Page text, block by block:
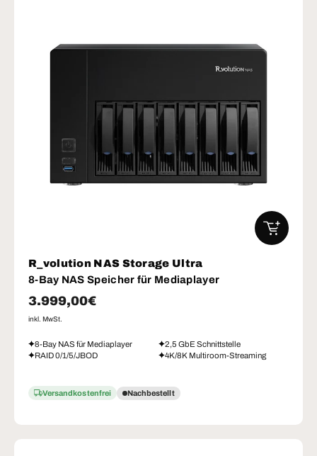
R_volution NAS Storage Ultra
8-Bay NAS Speicher für Mediaplayer
Normaler Preis
3.999,00€
inkl. MwSt.
8-Bay NAS für Mediaplayer
2,5 GbE Schnittstelle
RAID 0/1/5/JBOD
4K/8K Multiroom-Streaming
Versandkostenfrei Nachbestellt
IN DEN